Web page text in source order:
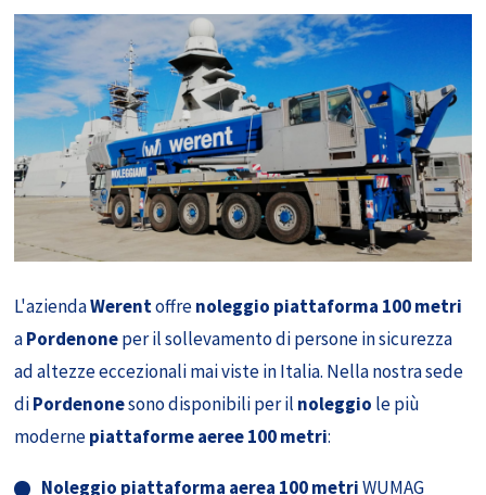
L'aziendaWerentoffrenoleggio piattaforma 100 metri
aPordenoneper il sollevamento di persone in sicurezza
ad altezze eccezionali mai viste in Italia. Nella nostra sede
diPordenonesono disponibili per il noleggio le più
modernepiattaforme aeree 100 metri:
Noleggio piattaforma aerea 100 metriWUMAG